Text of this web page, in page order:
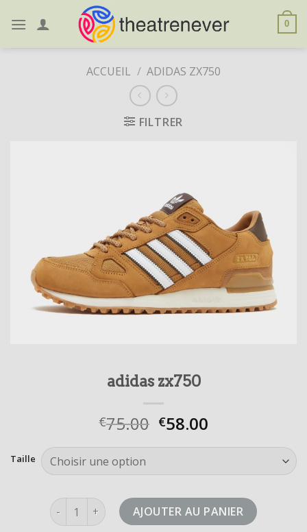
0
ACCUEIL / ADIDAS ZX750
FILTRER
adidas zx750
€75.00 €58.00
Taille
quantité de adidas zx750AJOUTER AU PANIER